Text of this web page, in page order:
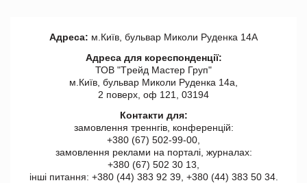
Адреса: м.Київ, бульвар Миколи Руденка 14А
Адреса для кореспонденції:
ТОВ "Tрейд Мастер Груп"
м.Київ, бульвар Миколи Руденка 14а,
2 поверх, оф 121, 03194
Контакти для:
замовлення треннгів, конференцій:
+380 (67) 502-99-00,
замовлення реклами на порталі, журналах:
+380 (67) 502 30 13,
інші питання: +380 (44) 383 92 39, +380 (44) 383 50 34.